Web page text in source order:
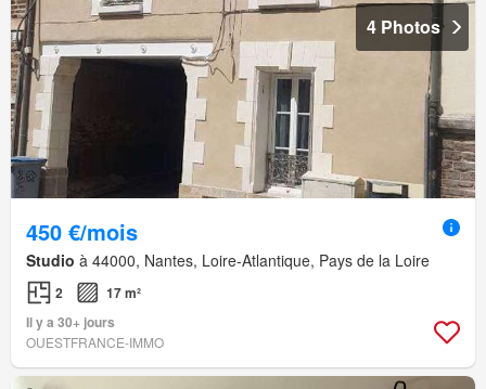
4 Photos
450 €/mois
Studio à 44000, Nantes, Loire-Atlantique, Pays de la Loire
2
17 m²
Il y a 30+ jours
OUESTFRANCE-IMMO